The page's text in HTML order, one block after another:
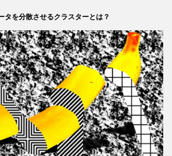
タを分散させるクラスターとは？